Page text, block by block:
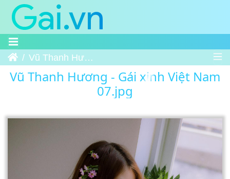
Trang chủVũ Thanh Hương - Gái xinh Việt Nam 07
Vũ Thanh Hương - Gái xinh Việt Nam
07.jpg